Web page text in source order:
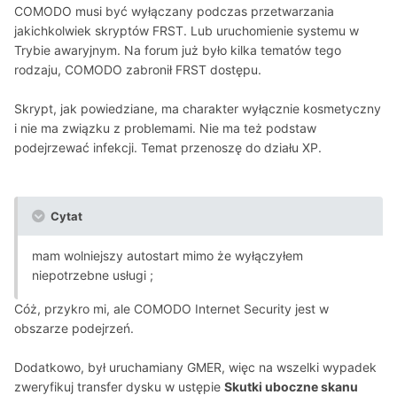
COMODO musi być wyłączany podczas przetwarzania
jakichkolwiek skryptów FRST. Lub uruchomienie systemu w
Trybie awaryjnym. Na forum już było kilka tematów tego
rodzaju, COMODO zabronił FRST dostępu.
Skrypt, jak powiedziane, ma charakter wyłącznie kosmetyczny
i nie ma związku z problemami. Nie ma też podstaw
podejrzewać infekcji. Temat przenoszę do działu XP.
Cytat
mam wolniejszy autostart mimo że wyłączyłem
niepotrzebne usługi ;
Cóż, przykro mi, ale COMODO Internet Security jest w
obszarze podejrzeń.
Dodatkowo, był uruchamiany GMER, więc na wszelki wypadek
zweryfikuj transfer dysku w ustępie Skutki uboczne skanu